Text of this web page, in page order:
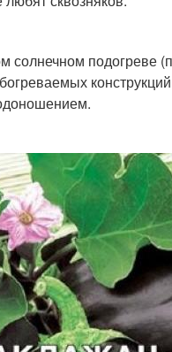
солнечном подогреве